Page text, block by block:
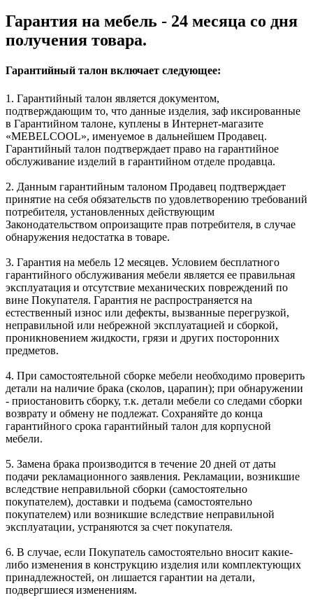
Гарантия на мебель - 24 месяца со дня
получения товара.
Гарантийный талон включает следующее:
1. Гарантийный талон является документом,
подтверждающим то, что данные изделия, заф иксированные
в Гарантийном талоне, куплены в Интернет-магазите
«MEBELCOOL», именуемое в дальнейшем Продавец.
Гарантийный талон подтверждает право на гарантийное
обслуживание изделий в гарантийном отделе продавца.
2. Данным гарантийным талоном Продавец подтверждает
принятие на себя обязательств по удовлетворению требований
потребителя, установленных действующим
Законодательством опроизащите прав потребителя, в случае
обнаружения недостатка в товаре.
3. Гарантия на мебель 12 месяцев. Условием бесплатного
гарантийного обслуживания мебели является ее правильная
эксплуатация и отсутствие механических повреждений по
вине Покупателя. Гарантия не распространяется на
естественный износ или дефекты, вызванные перегрузкой,
неправильной или небрежной эксплуатацией и сборкой,
проникновением жидкости, грязи и других посторонних
предметов.
4. При самостоятельной сборке мебели необходимо проверить
детали на наличие брака (сколов, царапин); при обнаружении
- приостановить сборку, т.к. детали мебели со следами сборки
возврату и обмену не подлежат. Сохраняйте до конца
гарантийного срока гарантийный талон для корпусной
мебели.
5. Замена брака производится в течение 20 дней от даты
подачи рекламационного заявления. Рекламации, возникшие
вследствие неправильной сборки (самостоятельно
покупателем), доставки и подъема (самостоятельно
покупателем) или возникшие вследствие неправильной
эксплуатации, устраняются за счет покупателя.
6. В случае, если Покупатель самостоятельно вносит какие-
либо изменения в конструкцию изделия или комплектующих
принадлежностей, он лишается гарантии на детали,
подвергшиеся изменениям.